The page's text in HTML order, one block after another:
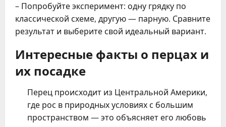
– Попробуйте эксперимент: одну грядку по
классической схеме, другую — парную. Сравните
результат и выберите свой идеальный вариант.
Интересные факты о перцах и
их посадке
Перец происходит из Центральной Америки,
где рос в природных условиях с большим
пространством — это объясняет его любовь